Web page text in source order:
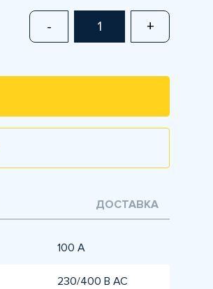
- +
ДОСТАВКА
100 А
230/400 В AC